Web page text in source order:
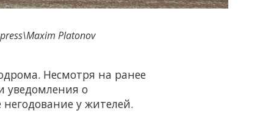
Platonov
Несмотря на ранее
уведомления о
у жителей.